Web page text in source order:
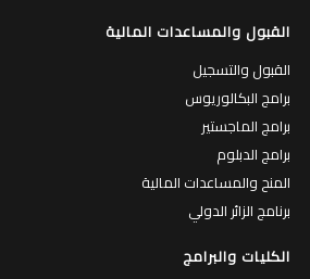
القبول والمساعدات المالية
القبول والتسجيل
برامج البكالوريوس
برامج الماجستير
برامج الدبلوم
المنح والمساعدات المالية
برنامج الزائر الدولي
الكليات والبرامج